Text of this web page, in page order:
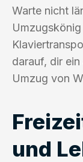
Warte nicht
darauf, dir
Umzug von
und